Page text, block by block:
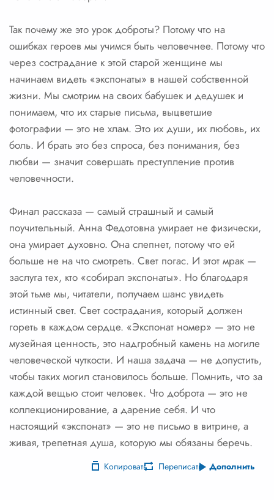
Так почему же это урок доброты? Потому что на
ошибках героев мы учимся быть человечнее. Потому что
через сострадание к этой старой женщине мы
начинаем видеть «экспонаты» в нашей собственной
жизни. Мы смотрим на своих бабушек и дедушек и
понимаем, что их старые письма, выцветшие
фотографии — это не хлам. Это их души, их любовь, их
боль. И брать это без спроса, без понимания, без
любви — значит совершать преступление против
человечности.
Финал рассказа — самый страшный и самый
поучительный. Анна Федотовна умирает не физически,
она умирает духовно. Она слепнет, потому что ей
больше не на что смотреть. Свет погас. И этот мрак —
заслуга тех, кто «собирал экспонаты». Но благодаря
этой тьме мы, читатели, получаем шанс увидеть
истинный свет. Свет сострадания, который должен
гореть в каждом сердце. «Экспонат номер» — это не
музейная ценность, это надгробный камень на могиле
человеческой чуткости. И наша задача — не допустить,
чтобы таких могил становилось больше. Помнить, что за
каждой вещью стоит человек. Что доброта — это не
коллекционирование, а дарение себя. И что
настоящий «экспонат» — это не письмо в витрине, а
живая, трепетная душа, которую мы обязаны беречь.
Копировать Переписать Дополнить